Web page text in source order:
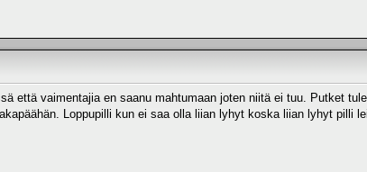
että vaimentajia en saanu mahtumaan joten niitä ei tuu. Putket
Loppupilli kun ei saa olla liian lyhyt koska liian lyhyt pilli